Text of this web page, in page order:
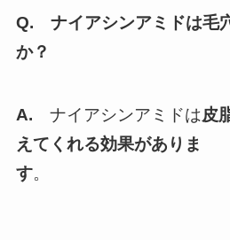
Q. ナイアシンアミドは毛
か？
A. ナイアシンアミドは皮
えてくれる効果がありま
す